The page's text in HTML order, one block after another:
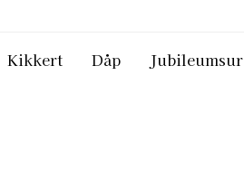
Kikkert Dåp Jubileumsur